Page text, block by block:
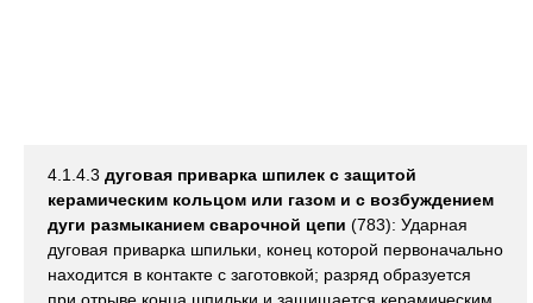
4.1.4.3 дуговая приварка шпилек с защитой
керамическим кольцом или газом и с возбуждением
дуги размыканием сварочной цепи (783): Ударная
дуговая приварка шпильки, конец которой первоначально
находится в контакте с заготовкой; разряд образуется